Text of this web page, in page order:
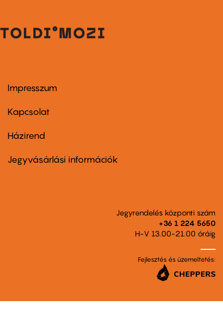
Footer
first
Impresszum
Kapcsolat
Footer
second
Házirend
Jegyvásárlási információk
Jegyrendelés központi szám
+36 1 224 5650
H-V 13.00-21.00 óráig
Fejlesztés és üzemeltetés: